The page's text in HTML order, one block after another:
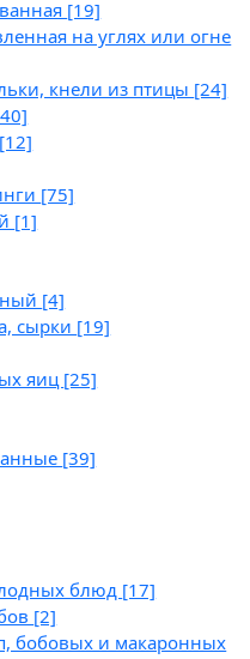
[19]
на углях или огне
кнели из птицы [24]
[12]
[75]
[1]
[4]
сырки [19]
яиц [25]
[39]
блюд [17]
[2]
бобовых и макаронных